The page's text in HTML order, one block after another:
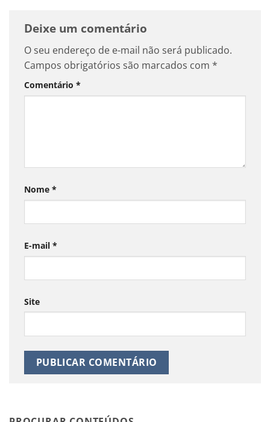
Deixe um comentário
O seu endereço de e-mail não será publicado.
Campos obrigatórios são marcados com *
Comentário *
Nome *
E-mail *
Site